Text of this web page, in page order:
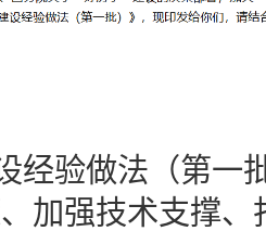
设经验做法（第
加强技术支撑